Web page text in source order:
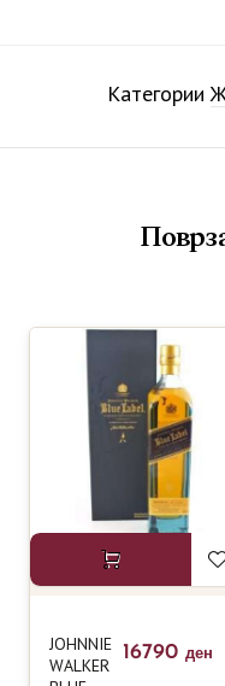
Категории
JOHNNIE
WALKER
16790 ден